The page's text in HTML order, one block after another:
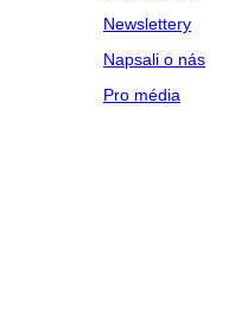
Newslettery
Napsali o nás
Pro média